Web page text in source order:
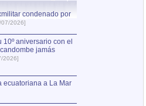
condenado por
07/2026]
aniversario con el
jamás
2026]
ecuatoriana a La Mar